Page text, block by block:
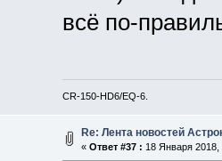
всё по-
CR-150-HD6/EQ-6.
Re: Лента новостей
« Ответ #37 : 18 Января 2018,